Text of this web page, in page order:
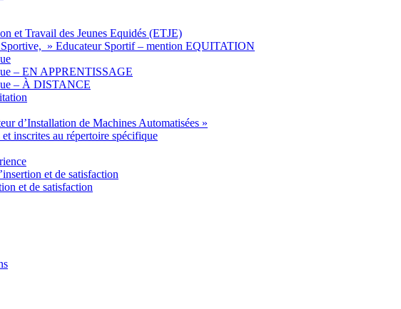
et Travail des Jeunes Equidés (ETJE)
Sportive, » Educateur Sportif – mention EQUITATION
– EN APPRENTISSAGE
– À DISTANCE
d’Installation de Machines Automatisées »
inscrites au répertoire spécifique
et de satisfaction
et de satisfaction